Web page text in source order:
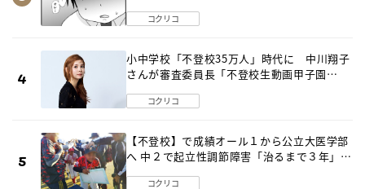
コクリコ
小中学校「不登校35万人」時代に 中川翔子
さんが審査委員長「不登校生動画甲子園
コクリコ
【不登校】で成績オール１から公立大医学部
へ 中２で起立性調節障害「治るまで３年」の
コクリコ